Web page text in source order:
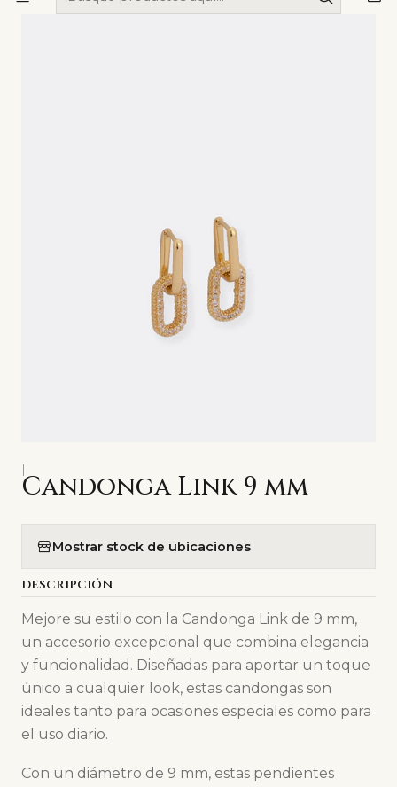
|
Candonga Link 9 mm
Mostrar stock de ubicaciones
DESCRIPCIÓN
Mejore su estilo con la Candonga Link de 9 mm,
un accesorio excepcional que combina elegancia
y funcionalidad. Diseñadas para aportar un toque
único a cualquier look, estas candongas son
ideales tanto para ocasiones especiales como para
el uso diario.
Con un diámetro de 9 mm, estas pendientes